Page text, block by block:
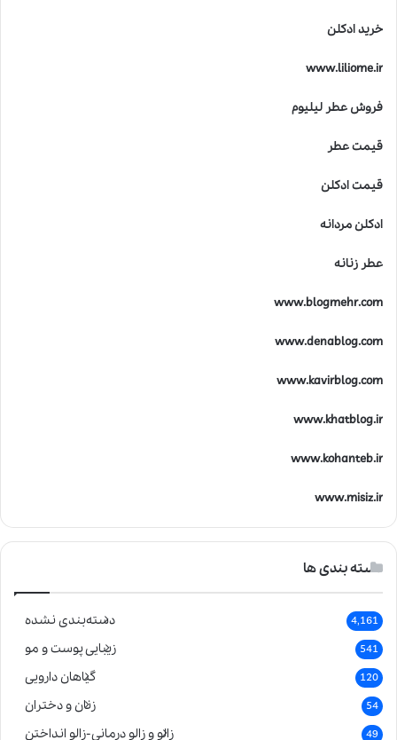
خرید ادکلن
www.liliome.ir
فروش عطر لیلیوم
قیمت عطر
قیمت ادکلن
ادکلن مردانه
عطر زنانه
www.blogmehr.com
www.denablog.com
www.kavirblog.com
www.khatblog.ir
www.kohanteb.ir
www.misiz.ir
دسته بندی ها
دسته‌بندی نشده 4,161
زیبایی پوست و مو 541
گیاهان دارویی 120
زنان و دختران 54
زالو و زالو درمانی-زالو انداختن 49